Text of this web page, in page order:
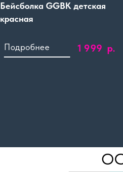
Бейсболка GGBK детская
красная
1 999 р.